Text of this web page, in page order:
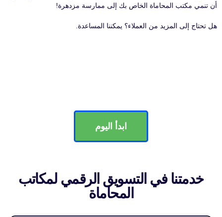
أن تنمي مكتب المحاماة الخاص بك إلى ممارسة مزدهرة!
هل تحتاج إلى المزيد من العملاء؟ يمكننا المساعدة.
ابدأ اليوم
خدمتنا في التسويق الرقمي لمكاتب
المحاماة